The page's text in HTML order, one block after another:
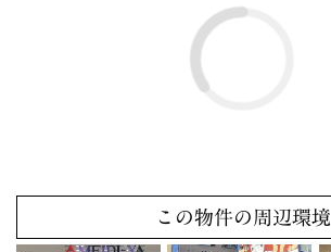
この物件の周辺環境